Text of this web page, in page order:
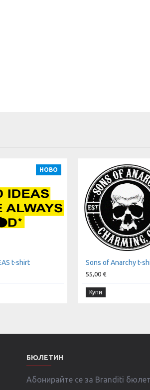
НОВО
t-shirt Sons of Anarchy t-
55,00 €
Купи
БЮЛЕТИН
Абонирайте се за Branditi